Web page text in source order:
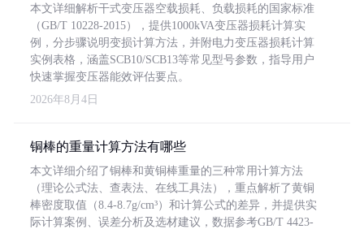
本文详细解析干式变压器空载损耗、负载损耗的国家标准
（GB/T 10228-2015），提供1000kVA变压器损耗计算实
例，分步骤说明变损计算方法，并附电力变压器损耗计算
实例表格，涵盖SCB10/SCB13等常见型号参数，指导用户
快速掌握变压器能效评估要点。
2026年8月4日
铜棒的重量计算方法有哪些
本文详细介绍了铜棒和黄铜棒重量的三种常用计算方法
（理论公式法、查表法、在线工具法），重点解析了黄铜
棒密度取值（8.4-8.7g/cm³）和计算公式的差异，并提供实
际计算案例、误差分析及选材建议，数据参考GB/T 4423-